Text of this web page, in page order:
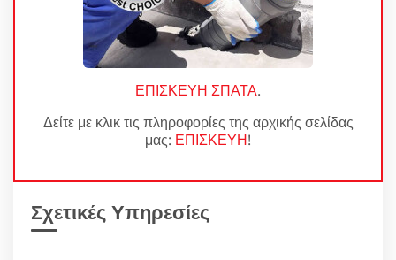
ΕΠΙΣΚΕΥΗ ΣΠΑΤΑ.
Δείτε με κλικ τις πληροφορίες της αρχικής σελίδας
μας: ΕΠΙΣΚΕΥΗ!
Σχετικές Υπηρεσίες